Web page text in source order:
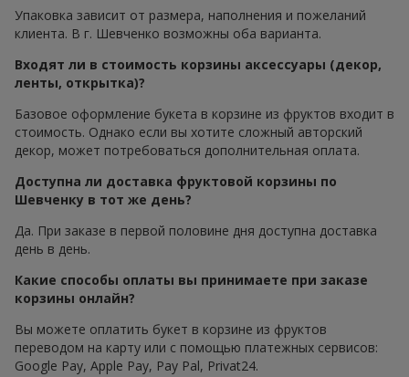
Упаковка зависит от размера, наполнения и пожеланий
клиента. В г. Шевченко возможны оба варианта.
Входят ли в стоимость корзины аксессуары (декор,
ленты, открытка)?
Базовое оформление букета в корзине из фруктов входит в
стоимость. Однако если вы хотите сложный авторский
декор, может потребоваться дополнительная оплата.
Доступна ли доставка фруктовой корзины по
Шевченку в тот же день?
Да. При заказе в первой половине дня доступна доставка
день в день.
Какие способы оплаты вы принимаете при заказе
корзины онлайн?
Вы можете оплатить букет в корзине из фруктов
переводом на карту или с помощью платежных сервисов:
Google Pay, Apple Pay, Pay Pal, Privat24.